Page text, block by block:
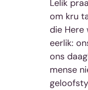
Lelik
om kru
die Here
eerlik:
ons
mense